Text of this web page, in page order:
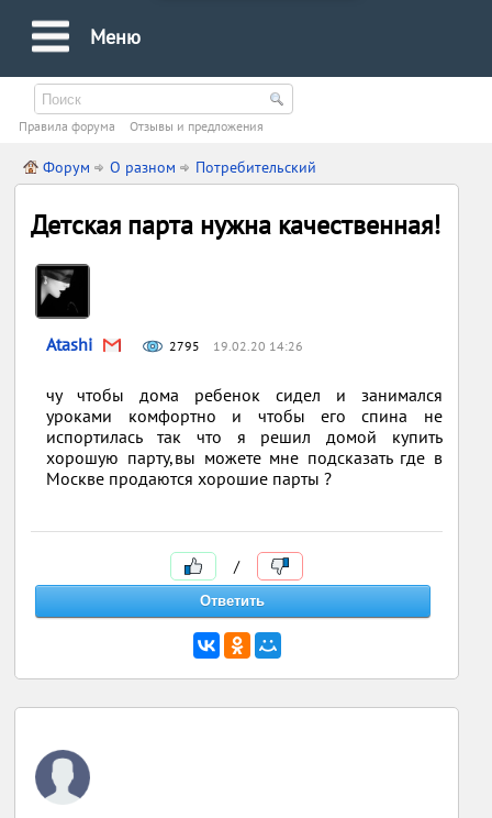
Меню
Правила форума Oтзывы и предложения
Форум О разном Потребительский
Детская парта нужна качественная!
Atashi 2795 19.02.20 14:26
чу чтобы дома ребенок сидел и занимался
уроками комфортно и чтобы его спина не
испортилась так что я решил домой купить
хорошую парту,вы можете мне подсказать где в
Москве продаются хорошие парты ?
/